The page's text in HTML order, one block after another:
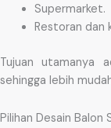
Supermarket.
Restoran dan
Tujuan utamanya
sehingga lebih
Pilihan Desain Balon